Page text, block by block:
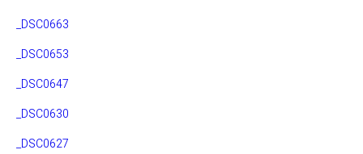
_DSC0663
_DSC0653
_DSC0647
_DSC0630
_DSC0627